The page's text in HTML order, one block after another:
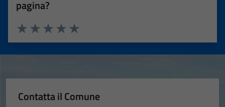
pagina?
Valuta 5 stelle su 5
Valuta 4 stelle su 5
Valuta 3 stelle su 5
Valuta 2 stelle su 5
Valuta 1 stelle su 5
Contatta il Comune